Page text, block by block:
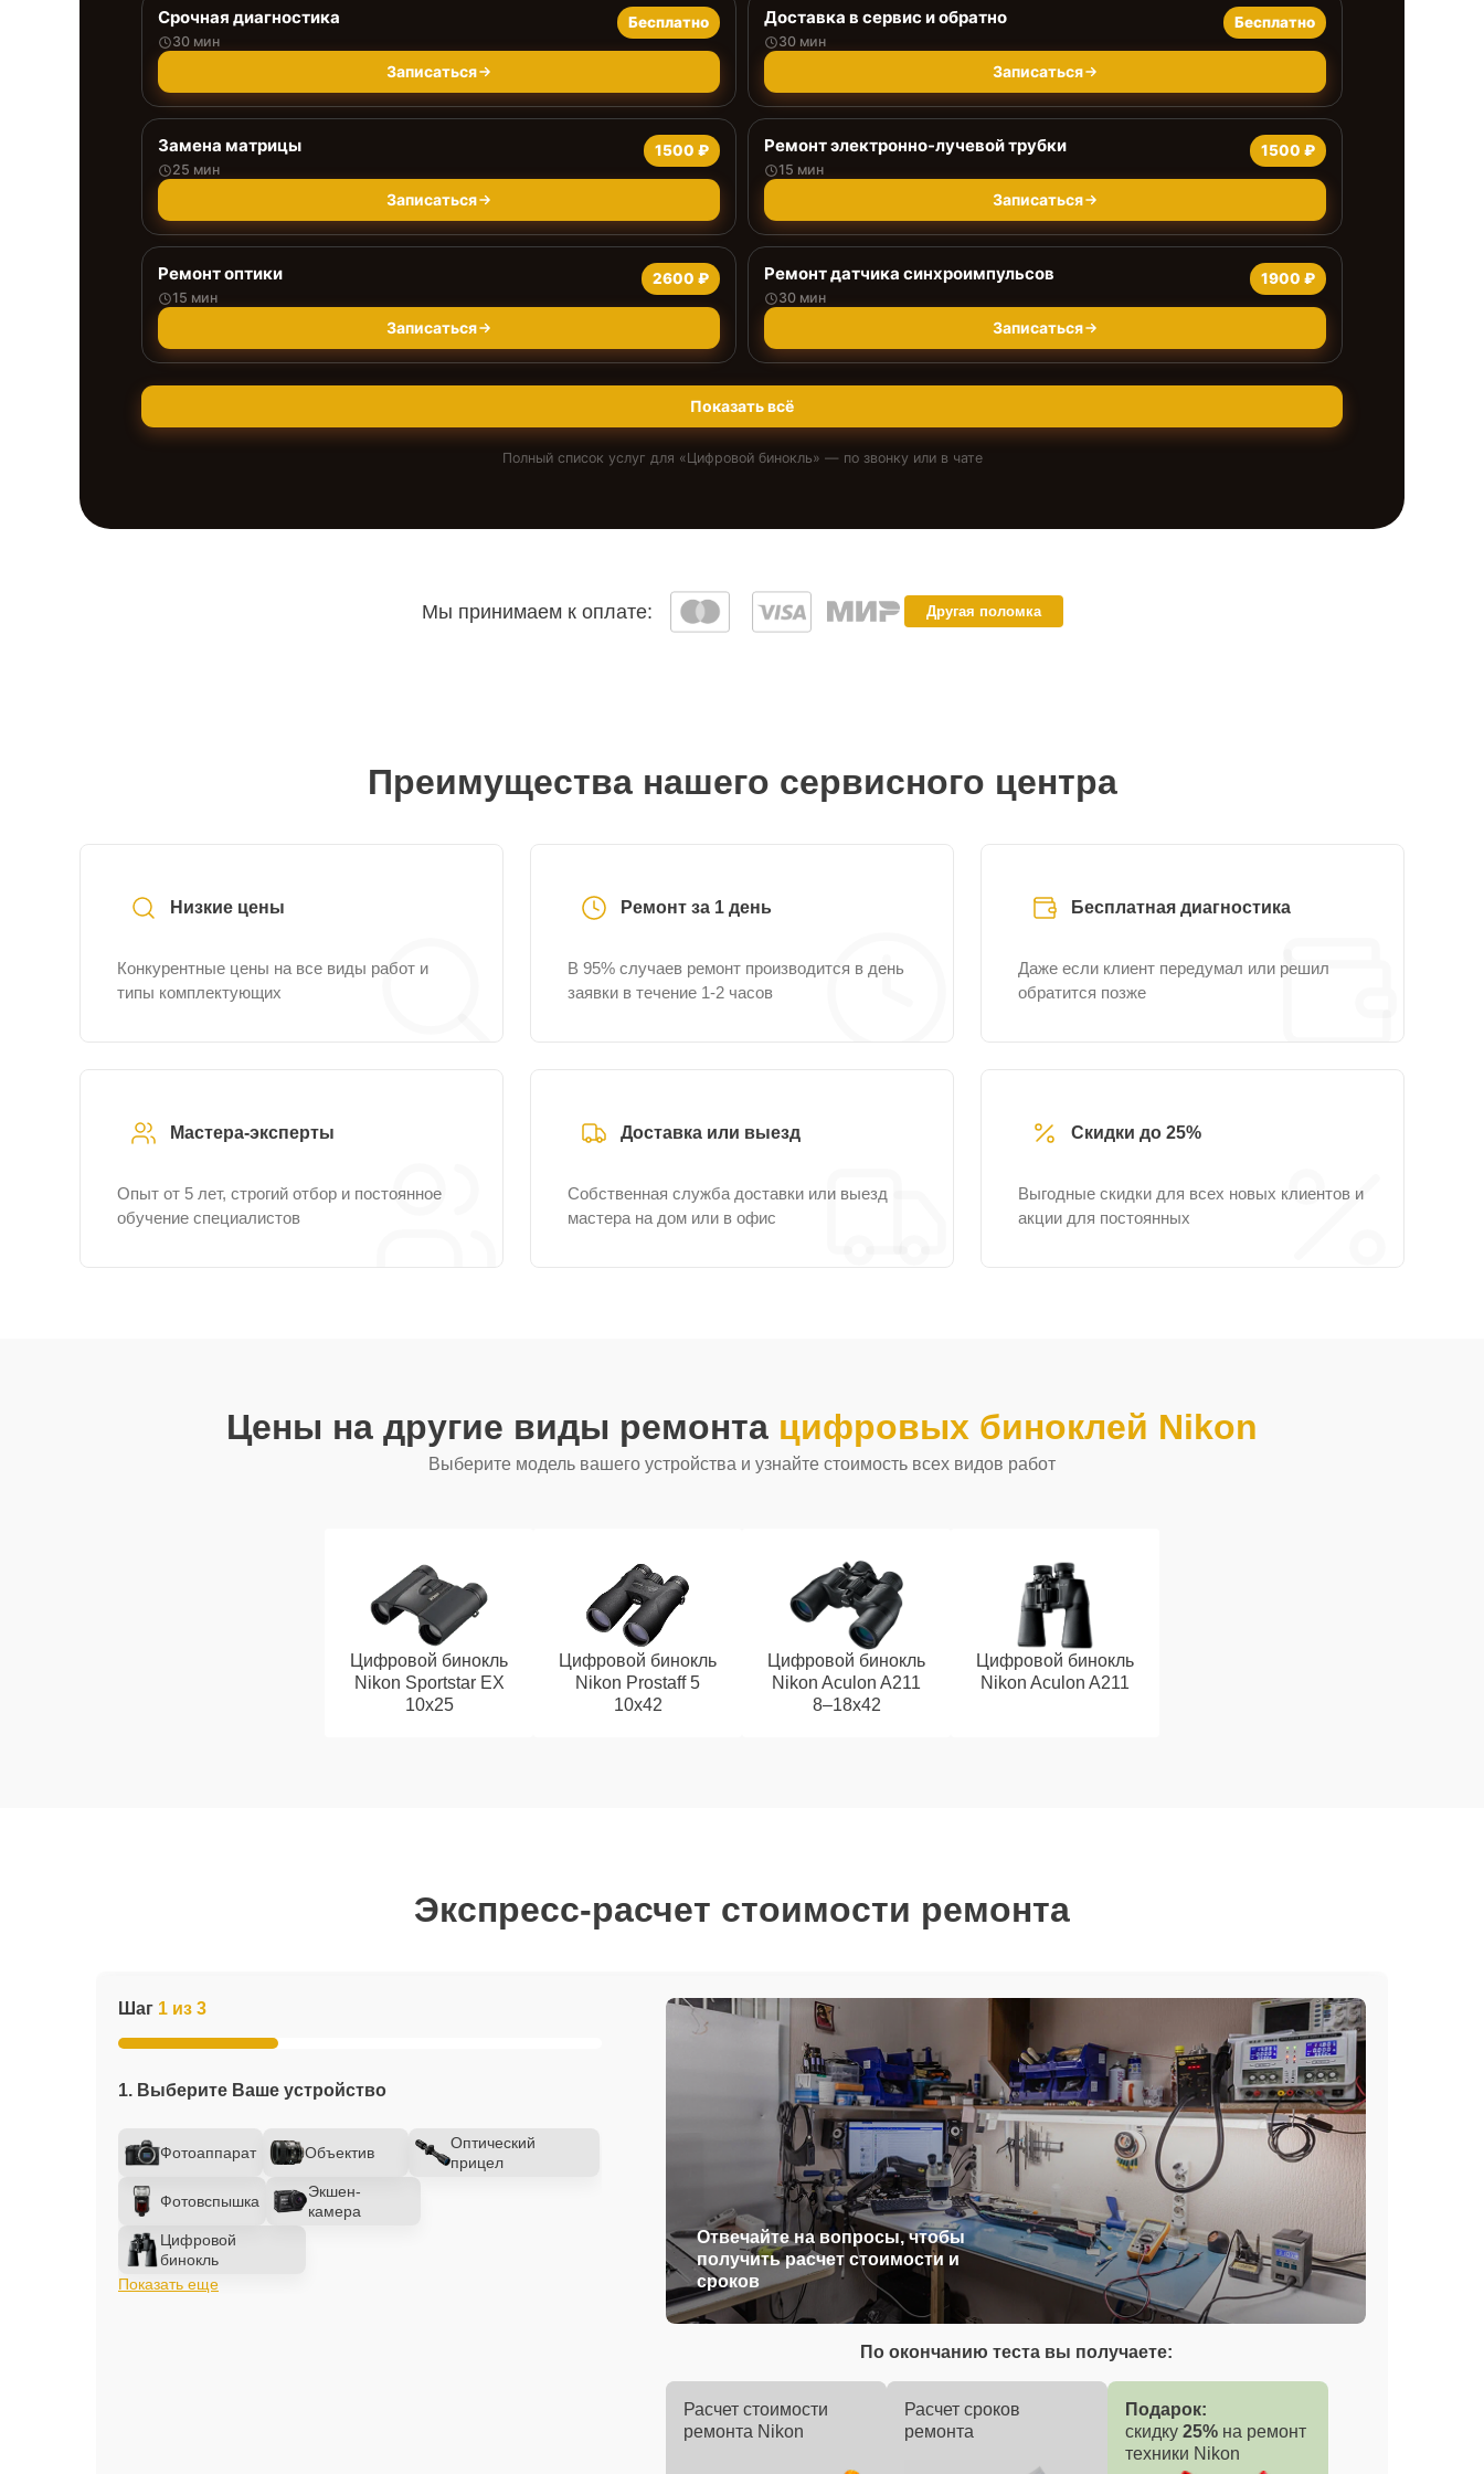
Срочная диагностика
30 мин
Бесплатно
Записаться
Доставка в сервис и обратно
30 мин
Бесплатно
Записаться
Замена матрицы
25 мин
1500 ₽
Записаться
Ремонт электронно-лучевой трубки
15 мин
1500 ₽
Записаться
Ремонт оптики
15 мин
2600 ₽
Записаться
Ремонт датчика синхроимпульсов
30 мин
1900 ₽
Записаться
Показать всё
Полный список услуг для «Цифровой бинокль» — по звонку или в чате
Мы принимаем к оплате: Другая поломка
Преимущества нашего сервисного центра
Низкие цены
Конкурентные цены на все виды работ и
типы комплектующих
Ремонт за 1 день
В 95% случаев ремонт производится в день
заявки в течение 1-2 часов
Бесплатная диагностика
Даже если клиент передумал или решил
обратится позже
Мастера-эксперты
Опыт от 5 лет, строгий отбор и постоянное
обучение специалистов
Доставка или выезд
Собственная служба доставки или выезд
мастера на дом или в офис
Скидки до 25%
Выгодные скидки для всех новых клиентов и
акции для постоянных
Цены на другие виды ремонта цифровых биноклей Nikon
Выберите модель вашего устройства и узнайте стоимость всех видов работ
Цифровой бинокль
Nikon Sportstar EX
10x25
Цифровой бинокль
Nikon Prostaff 5
10x42
Цифровой бинокль
Nikon Aculon A211
8–18x42
Цифровой бинокль
Nikon Aculon A211
Экспресс-расчет стоимости ремонта
Шаг 1 из 3
1. Выберите Ваше устройство
Фотоаппарат Объектив
Оптический
прицел
Фотовспышка
Экшен-
камера
Цифровой
бинокль
Показать еще
Отвечайте на вопросы, чтобы
получить расчет стоимости и
сроков
По окончанию теста вы получаете:
Расчет стоимости
ремонта Nikon
Расчет сроков
ремонта
Подарок:
скидку 25% на ремонт
техники Nikon